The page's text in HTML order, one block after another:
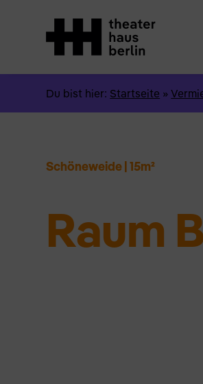
Du bist hier: Startseite »
Schöneweide|15m²
Raum